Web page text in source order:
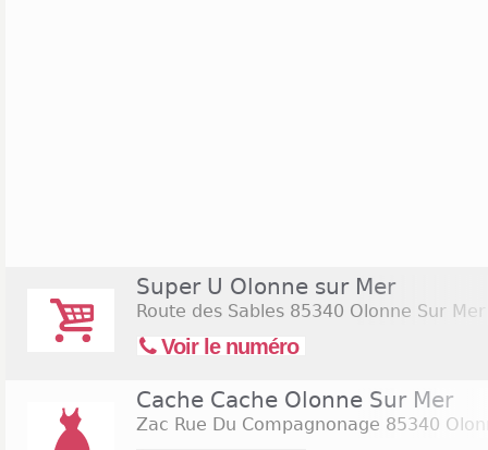
Super U Olonne sur Mer
Route des Sables 85340 Olonne Sur Mer
Voir le numéro
Cache Cache Olonne Sur Mer
Zac Rue Du Compagnonage 85340